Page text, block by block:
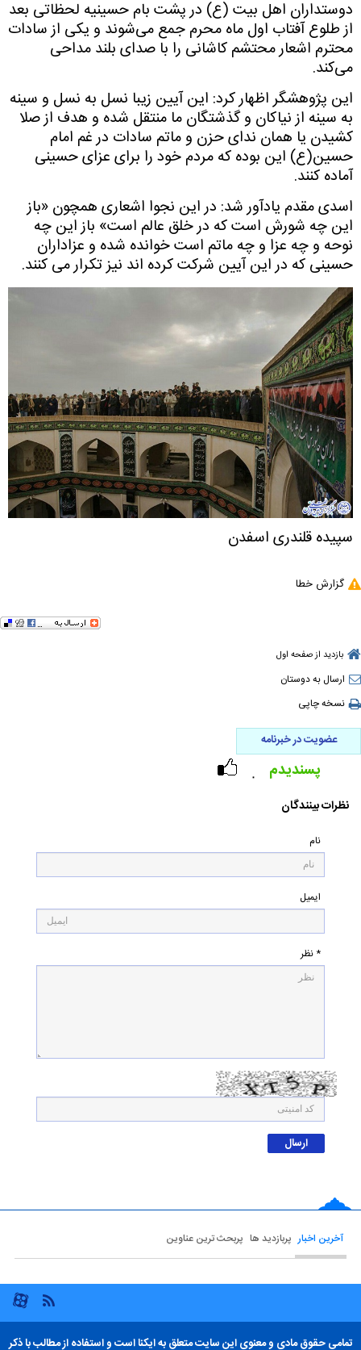
دوستداران اهل بیت (ع) در پشت بام حسینیه لحظاتی بعد
از طلوع آفتاب اول ماه محرم جمع می‌شوند و یکی از سادات
محترم اشعار محتشم کاشانی را با صدای بلند مداحی
می‌کند.
این پژوهشگر اظهار کرد: این آیین زیبا نسل به نسل و سینه
به سینه از نیاکان و گذشتگان ما منتقل شده و هدف از صلا
کشیدن یا همان ندای حزن و ماتم سادات در غم امام
حسین(ع) این بوده که مردم خود را برای عزای حسینی
آماده کنند.
اسدی مقدم یادآور شد: در این نجوا اشعاری همچون «باز
این چه شورش است که در خلق عالم است» باز این چه
نوحه و چه عزا و چه ماتم است خوانده شده و عزاداران
حسینی که در این آیین شرکت کرده اند نیز تکرار می کنند.
سپیده قلندری اسفدن
گزارش خطا
بازدید از صفحه اول
ارسال به دوستان
نسخه چاپی
عضویت در خبرنامه
۰ پسندیدم
نظرات بینندگان
نام
ایمیل
* نظر
آخرین اخبار پربازدید ها پربحث ترین عناوین
تمامی حقوق مادی و معنوی این سایت متعلق به ایکنا است و استفاده از مطالب با ذکر